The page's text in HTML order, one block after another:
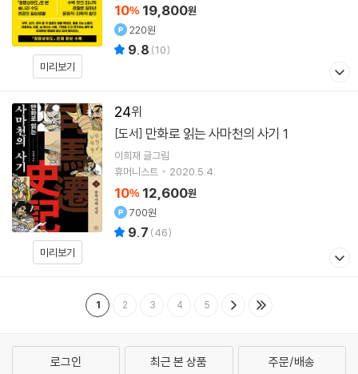
미리보기
10% 19,800원
220원
9.8 (10)
24
미리보기
[도서] 만화로 읽는 사마천의 사기 1
이희재 글그림
휴머니스트
2020.5.4.
10% 12,600원
700원
9.7 (46)
1 2 3 4 5
로그인 최근 본 상품 주문/배송